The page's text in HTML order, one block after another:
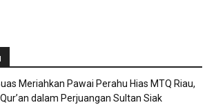
Meriahkan Pawai Perahu Hias MTQ Riau,
dalam Perjuangan Sultan Siak